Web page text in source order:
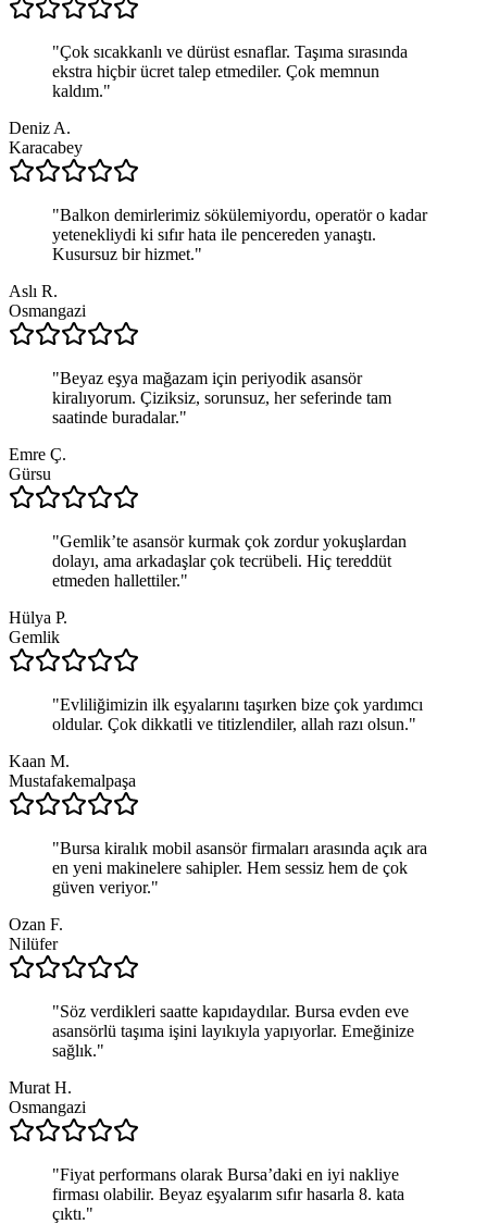
"Çok sıcakkanlı ve dürüst esnaflar. Taşıma sırasında
ekstra hiçbir ücret talep etmediler. Çok memnun
kaldım."
Deniz A.
Karacabey
"Balkon demirlerimiz sökülemiyordu, operatör o kadar
yetenekliydi ki sıfır hata ile pencereden yanaştı.
Kusursuz bir hizmet."
Aslı R.
Osmangazi
"Beyaz eşya mağazam için periyodik asansör
kiralıyorum. Çiziksiz, sorunsuz, her seferinde tam
saatinde buradalar."
Emre Ç.
Gürsu
"Gemlik’te asansör kurmak çok zordur yokuşlardan
dolayı, ama arkadaşlar çok tecrübeli. Hiç tereddüt
etmeden hallettiler."
Hülya P.
Gemlik
"Evliliğimizin ilk eşyalarını taşırken bize çok yardımcı
oldular. Çok dikkatli ve titizlendiler, allah razı olsun."
Kaan M.
Mustafakemalpaşa
"Bursa kiralık mobil asansör firmaları arasında açık ara
en yeni makinelere sahipler. Hem sessiz hem de çok
güven veriyor."
Ozan F.
Nilüfer
"Söz verdikleri saatte kapıdaydılar. Bursa evden eve
asansörlü taşıma işini layıkıyla yapıyorlar. Emeğinize
sağlık."
Murat H.
Osmangazi
"Fiyat performans olarak Bursa’daki en iyi nakliye
firması olabilir. Beyaz eşyalarım sıfır hasarla 8. kata
çıktı."